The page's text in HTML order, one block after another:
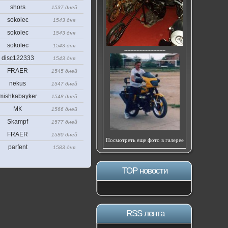
shors 1537 дней
sokolec 1543 дня
sokolec 1543 дня
sokolec 1543 дня
disc122333 1543 дня
FRAER 1545 дней
nekus 1547 дней
1548 дней
МК 1566 дней
Skampf 1577 дней
FRAER 1580 дней
parfent 1583 дня
---------------------------
Посмотреть еще фото в галерее
ТОР новости
RSS лента